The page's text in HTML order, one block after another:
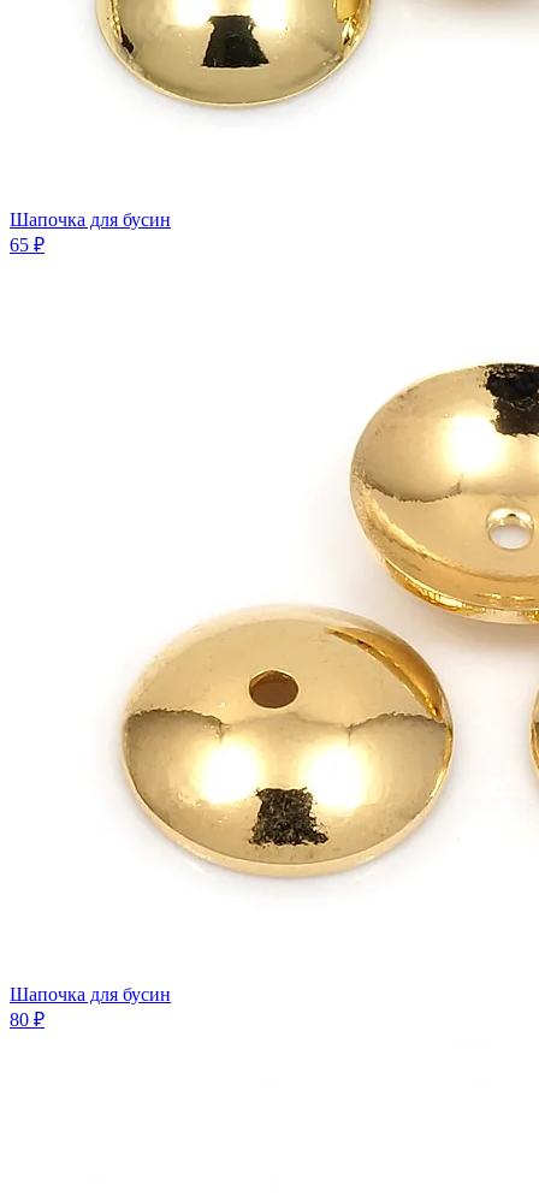
Шапочка для бусин
65 ₽
Шапочка для бусин
80 ₽